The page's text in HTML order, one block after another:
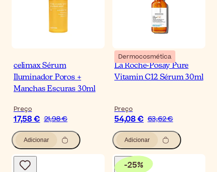
celimax Sérum
Iluminador Poros +
Manchas Escuras 30ml
Preço
17,58 € 21,98 €
Adicionar
Dermocosmética
La Roche-Posay Pure
Vitamin C12 Sérum 30ml
Preço
54,08 € 63,62 €
Adicionar
-25%